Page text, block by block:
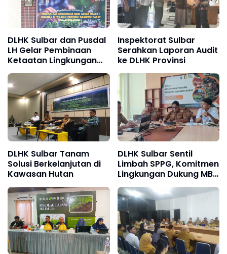
DLHK Sulbar dan Pusdal
LH Gelar Pembinaan
Ketaatan Lingkungan
untuk Ribuan Badan
Usaha di Polewali
Mandar
Inspektorat Sulbar
Serahkan Laporan Audit
ke DLHK Provinsi
DLHK Sulbar Tanam
Solusi Berkelanjutan di
Kawasan Hutan
DLHK Sulbar Sentil
Limbah SPPG, Komitmen
Lingkungan Dukung MBG
Nasional